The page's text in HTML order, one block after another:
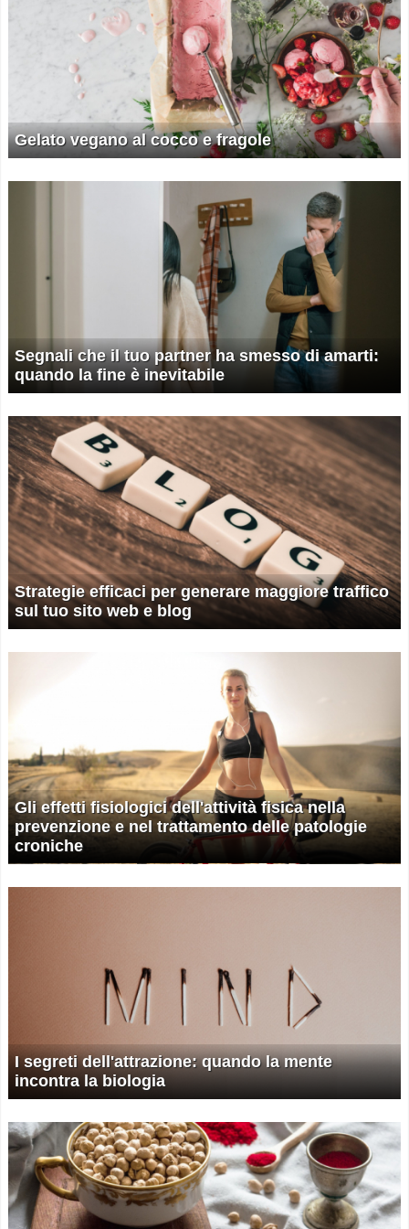
Gelato vegano al cocco e fragole
Segnali che il tuo partner ha smesso di amarti:
quando la fine è inevitabile
Strategie efficaci per generare maggiore traffico
sul tuo sito web e blog
Gli effetti fisiologici dell'attività fisica nella
prevenzione e nel trattamento delle patologie
croniche
I segreti dell'attrazione: quando la mente
incontra la biologia